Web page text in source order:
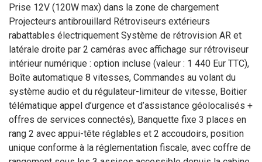
Prise 12V (120W max) dans la zone de chargement
Projecteurs antibrouillard Rétroviseurs extérieurs
rabattables électriquement Système de rétrovision AR et
latérale droite par 2 caméras avec affichage sur rétroviseur
intérieur numérique : option incluse (valeur : 1 440 Eur TTC),
Boîte automatique 8 vitesses, Commandes au volant du
système audio et du régulateur-limiteur de vitesse, Boitier
télématique appel d’urgence et d’assistance géolocalisés +
offres de services connectés), Banquette fixe 3 places en
rang 2 avec appui-tête réglables et 2 accoudoirs, position
unique conforme à la réglementation fiscale, avec coffre de